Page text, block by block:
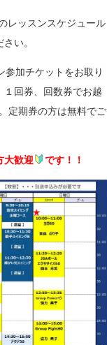
レッスンスケジュール
い。
加チケットをお取り
１回券、回数券でお越
定期券の方は無料でご
大歓迎 です！！